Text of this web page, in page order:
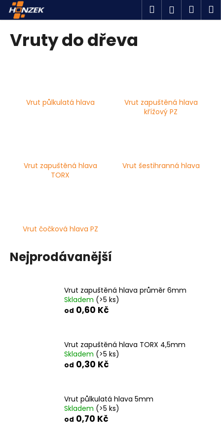
Přejít
obsah
Hledat
Vruty do dřeva
Vrut půlkulatá hlava
Vrut zapuštěná hlava
křížový PZ
Vrut zapuštěná hlava
TORX
Vrut šestihranná hlava
Vrut čočková hlava PZ
Nejprodávanější
Vrut zapuštěná hlava průměr 6mm
Skladem (>5 ks)
od 0,60 Kč
Vrut zapuštěná hlava TORX 4,5mm
Skladem (>5 ks)
od 0,30 Kč
Vrut půlkulatá hlava 5mm
Skladem (>5 ks)
od 0,70 Kč
o
í